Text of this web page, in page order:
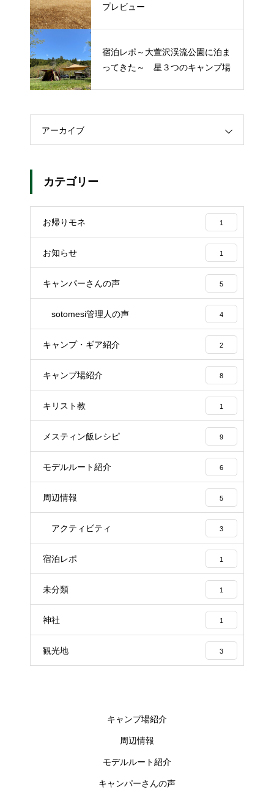
プレビュー
宿泊レポ～大萱沢渓流公園に泊ま
ってきた～ 星３つのキャンプ場
アーカイブ
カテゴリー
お帰りモネ 1
お知らせ 1
キャンパーさんの声 5
sotomesi管理人の声 4
キャンプ・ギア紹介 2
キャンプ場紹介 8
キリスト教 1
メスティン飯レシピ 9
モデルルート紹介 6
周辺情報 5
アクティビティ 3
宿泊レポ 1
未分類 1
神社 1
観光地 3
キャンプ場紹介
周辺情報
モデルルート紹介
キャンパーさんの声